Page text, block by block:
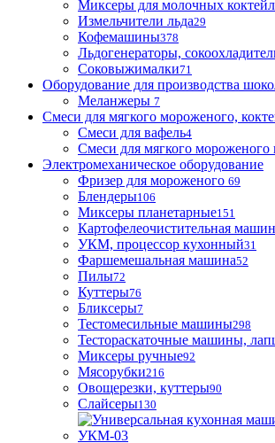
Миксеры для молочных
Измельчители льда29
Кофемашины378
Льдогенераторы,
Соковыжималки71
Оборудование для производства
Меланжеры 7
Смеси для мягкого мороженого,
Смеси для вафель4
Смеси для мягкого мороженого
Электромеханическое оборудование
Фризер для мороженого 69
Блендеры106
Миксеры планетарные151
Картофелеочистительная
УКМ, процессор кухонный31
Фаршемешальная машина52
Пилы72
Куттеры76
Бликсеры7
Тестомесильные машины298
Тестораскаточные машины,
Миксеры ручные92
Мясорубки216
Овощерезки, куттеры90
Слайсеры130